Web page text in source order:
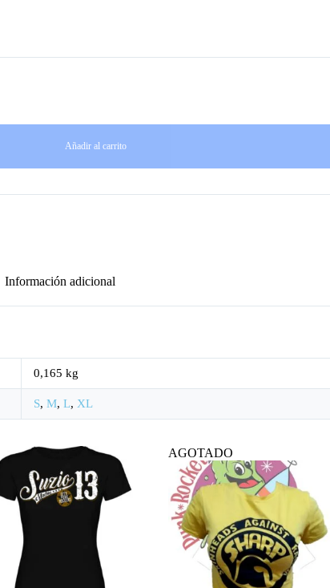
Añadir al carrito
Información adicional
0,165 kg
S, M, L, XL
AGOTADO